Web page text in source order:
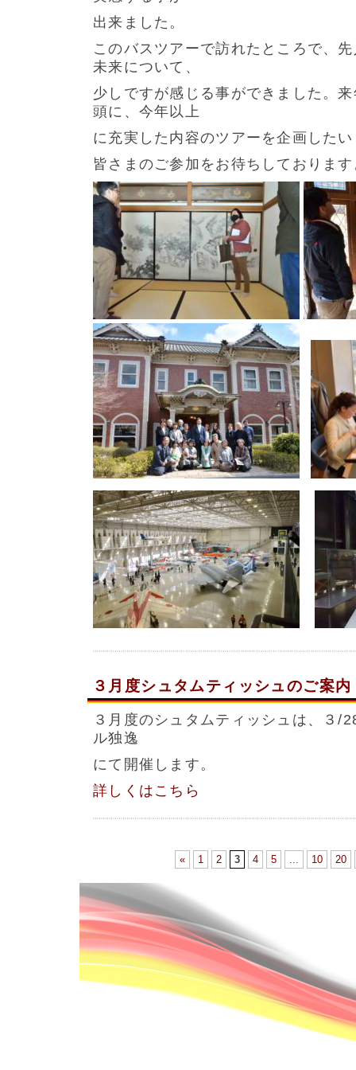
出来ました。
このバスツアーで訪れたところで、
未来について、
少しですが感じる事ができました。
頭に、今年以上
に充実した内容のツアーを企画した
皆さまのご参加をお待ちしておりま
３月度シュタムティッシュのご案内
３月度のシュタムティッシュは、３/
ル独逸
にて開催します。
詳しくはこちら
« 1 2 3 4 5 ... 10 20